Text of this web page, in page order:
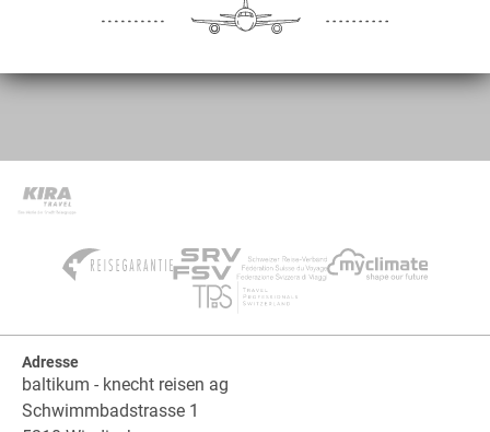
Adresse
baltikum - knecht reisen ag
Schwimmbadstrasse 1